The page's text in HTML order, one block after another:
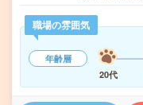
職場の雰囲気
年齢層
20代